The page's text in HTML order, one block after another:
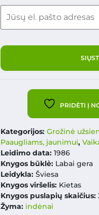
PRIDĖTI Į
Kategorijos: Grožinė
Paaugliams, jaunimui,
Leidimo data:1986
Knygos būklė: Labai gera
Leidykla:Šviesa
Knygos viršelis: Kietas
Knygos puslapių skaičius:
Žyma: indėnai